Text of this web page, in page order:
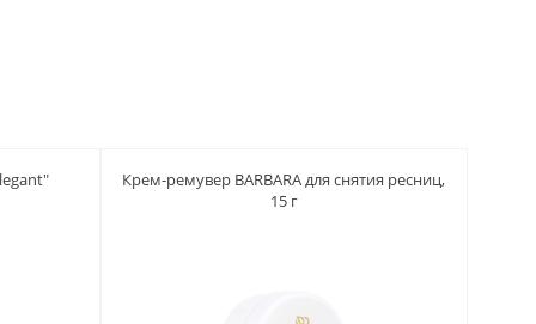
Крем-ремувер BARBARA для снятия ресниц,
15 г